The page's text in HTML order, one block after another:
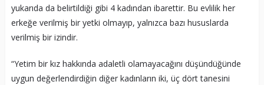
yukarıda da belirtildiği gibi 4 kadından ibarettir. Bu evlilik her
erkeğe verilmiş bir yetki olmayıp, yalnızca bazı hususlarda
verilmiş bir izindir.
“Yetim bir kız hakkında adaletli olamayacağını düşündüğünde
uygun değerlendirdiğin diğer kadınların iki, üç dört tanesini